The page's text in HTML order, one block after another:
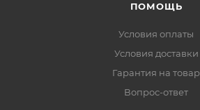
ПОМОЩЬ
Условия оплаты
Условия доставки
Гарантия на товар
Вопрос-ответ